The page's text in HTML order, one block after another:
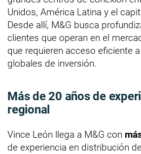
Unidos, América Latina y el
Desde allí, M&G busca
clientes que operan en el
que requieren acceso eficiente
globales de inversión.
Más de 20 años de
regional
Vince León llega a M&G con
de experiencia en distribución